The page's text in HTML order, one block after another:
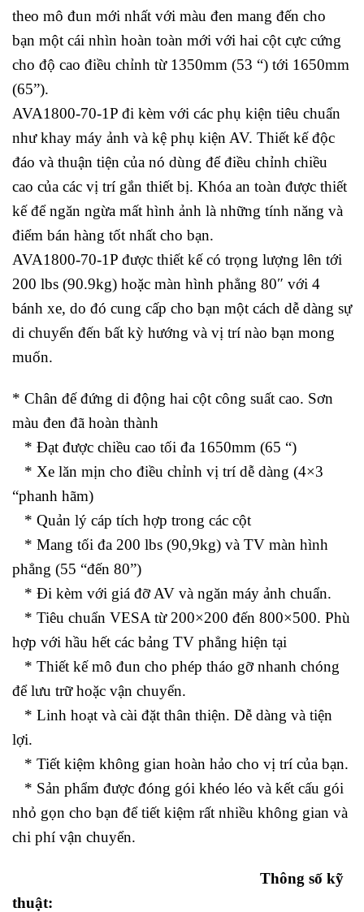
theo mô đun mới nhất với màu đen mang đến cho
bạn một cái nhìn hoàn toàn mới với hai cột cực cứng
cho độ cao điều chỉnh từ 1350mm (53 “) tới 1650mm
(65”).
AVA1800-70-1P đi kèm với các phụ kiện tiêu chuẩn
như khay máy ảnh và kệ phụ kiện AV. Thiết kế độc
đáo và thuận tiện của nó dùng để điều chỉnh chiều
cao của các vị trí gắn thiết bị. Khóa an toàn được thiết
kế để ngăn ngừa mất hình ảnh là những tính năng và
điểm bán hàng tốt nhất cho bạn.
AVA1800-70-1P được thiết kế có trọng lượng lên tới
200 lbs (90.9kg) hoặc màn hình phẳng 80″ với 4
bánh xe, do đó cung cấp cho bạn một cách dễ dàng sự
di chuyển đến bất kỳ hướng và vị trí nào bạn mong
muốn.
* Chân đế đứng di động hai cột công suất cao. Sơn
màu đen đã hoàn thành
* Đạt được chiều cao tối đa 1650mm (65 “)
* Xe lăn mịn cho điều chỉnh vị trí dễ dàng (4×3
“phanh hãm)
* Quản lý cáp tích hợp trong các cột
* Mang tối đa 200 lbs (90,9kg) và TV màn hình
phẳng (55 “đến 80”)
* Đi kèm với giá đỡ AV và ngăn máy ảnh chuẩn.
* Tiêu chuẩn VESA từ 200×200 đến 800×500. Phù
hợp với hầu hết các bảng TV phẳng hiện tại
* Thiết kế mô đun cho phép tháo gỡ nhanh chóng
để lưu trữ hoặc vận chuyển.
* Linh hoạt và cài đặt thân thiện. Dễ dàng và tiện
lợi.
* Tiết kiệm không gian hoàn hảo cho vị trí của bạn.
* Sản phẩm được đóng gói khéo léo và kết cấu gói
nhỏ gọn cho bạn để tiết kiệm rất nhiều không gian và
chi phí vận chuyển.
Thông số kỹ
thuật: